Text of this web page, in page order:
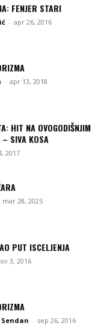
FENJER STARI
- apr 26, 2016
- apr 13, 2018
HIT NA OVOGODIŠNJIM
– SIVA KOSA
2017
mar 28, 2025
PUT ISCELJENJA
3, 2016
- sep 26, 2016